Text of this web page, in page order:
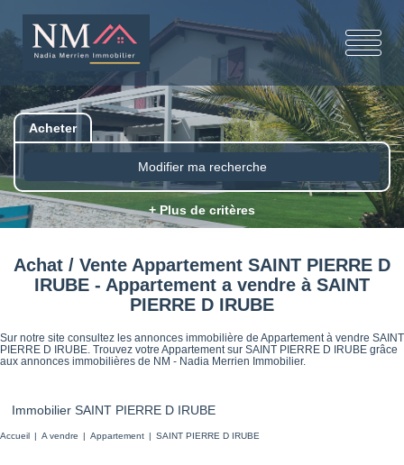
Acheter
Modifier ma recherche
+ Plus de critères
Achat / Vente Appartement SAINT PIERRE D
IRUBE - Appartement a vendre à SAINT
PIERRE D IRUBE
Sur notre site consultez les annonces immobilière de Appartement à vendre SAINT
PIERRE D IRUBE. Trouvez votre Appartement sur SAINT PIERRE D IRUBE grâce
aux annonces immobilières de NM - Nadia Merrien Immobilier.
Immobilier SAINT PIERRE D IRUBE
Accueil A vendre Appartement SAINT PIERRE D IRUBE